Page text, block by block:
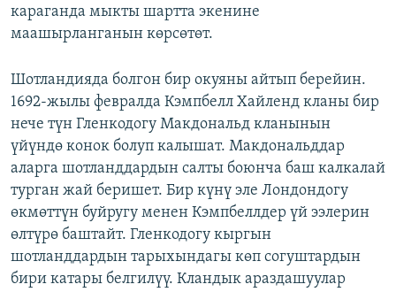
караганда мыкты шартта экенине
маашырланганын көрсөтөт.
Шотландияда болгон бир окуяны айтып берейин.
1692-жылы февралда Кэмпбелл Хайленд кланы бир
нече түн Гленкодогу Макдональд кланынын
үйүндө конок болуп калышат. Макдональддар
аларга шотланддардын салты боюнча баш калкалай
турган жай беришет. Бир күнү эле Лондондогу
өкмөттүн буйругу менен Кэмпбеллдер үй ээлерин
өлтүрө баштайт. Гленкодогу кыргын
шотланддардын тарыхындагы көп согуштардын
бири катары белгилүү. Кландык араздашуулар